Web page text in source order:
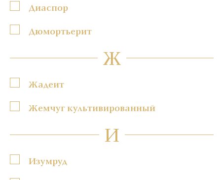
Диаспор
Дюмортьерит
Ж
Жадеит
Жемчуг культивированный
И
Изумруд